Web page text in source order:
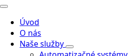
Úvod
O nás
Naše služby